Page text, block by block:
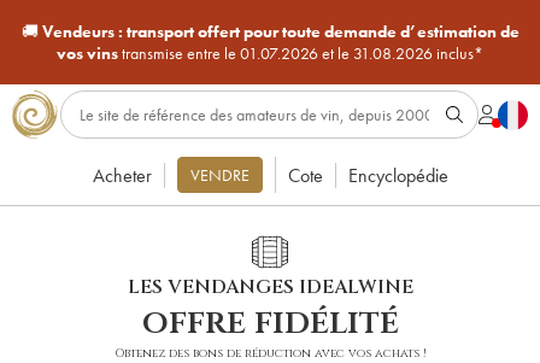
🚚Vendeurs : transport offert pour toute demande d’estimation de
vos vinstransmise entre le 01.07.2026 et le 31.08.2026 inclus*
Acheter VENDRE Cote Encyclopédie
LES VENDANGES IDEALWINE
offre fidélité
Obtenez des bons de réduction avec vos achats !